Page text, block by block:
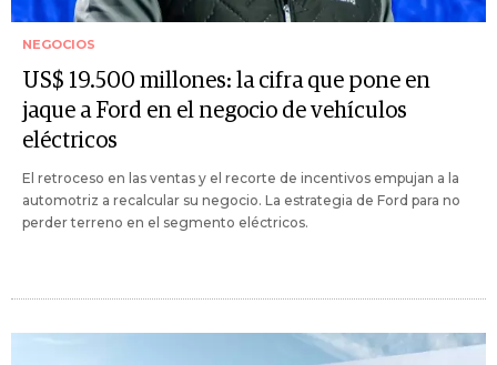
NEGOCIOS
US$ 19.500 millones: la cifra que pone en
jaque a Ford en el negocio de vehículos
eléctricos
El retroceso en las ventas y el recorte de incentivos empujan a la
automotriz a recalcular su negocio. La estrategia de Ford para no
perder terreno en el segmento eléctricos.